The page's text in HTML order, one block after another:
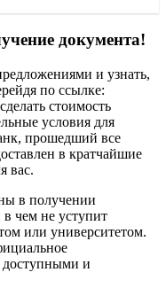
документа!
и узнать,
по ссылке:
стоимость
условия для
прошедший все
в кратчайшие
вас.
в получении
в чем не уступит
или университетом.
доступными и